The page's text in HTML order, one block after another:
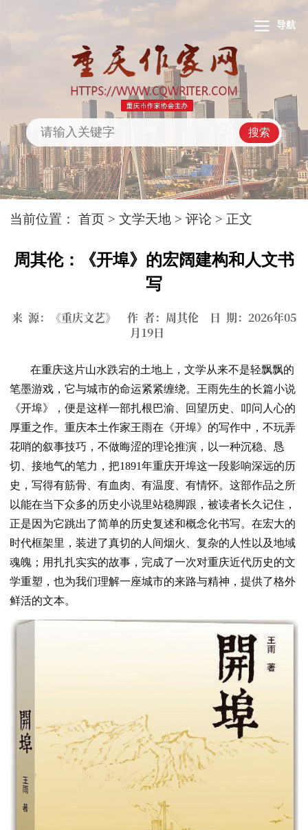
导航
搜索
当前位置：首页 >文学天地 >评论 > 正文
周其伦：《开埠》的宏阔建构和人文书
写
来 源：《重庆文艺》 作 者：周其伦 日 期：2026年05
月19日
在重庆这片山水跌宕的土地上，文学从来不是轻飘飘的
笔墨游戏，它与城市的命运紧紧缠绕。王雨先生的长篇小说
《开埠》，便是这样一部扎根巴渝、回望历史、叩问人心的
厚重之作。重庆本土作家王雨在《开埠》的写作中，不玩弄
花哨的叙事技巧，不做晦涩的理论推演，以一种沉稳、恳
切、接地气的笔力，把1891年重庆开埠这一段影响深远的历
史，写得有筋骨、有血肉、有温度、有情怀。这部作品之所
以能在当下众多的历史小说里站稳脚跟，被读者长久记住，
正是因为它跳出了简单的历史复述和概念化书写。在宏大的
时代框架里，装进了真切的人间烟火、复杂的人性以及地域
魂魄；用扎扎实实的故事，完成了一次对重庆近代历史的文
学重塑，也为我们理解一座城市的来路与精神，提供了格外
鲜活的文本。